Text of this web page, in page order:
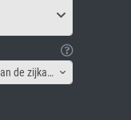
Canvas lijst - Afbeelding gespiegeld aan de zijkant